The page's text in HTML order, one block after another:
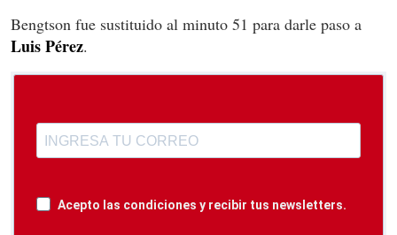
Bengtson fue sustituido al minuto 51 para darle paso a
Luis Pérez.
Acepto las condiciones y recibir tus newsletters.